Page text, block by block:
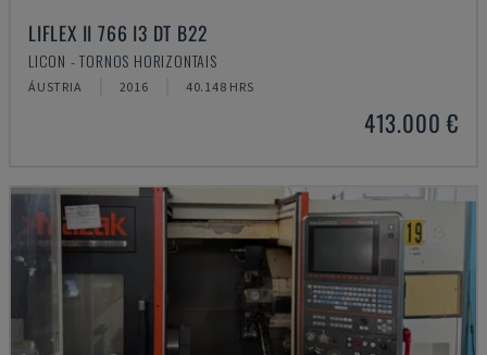
LIFLEX II 766 I3 DT B22
LICON - TORNOS HORIZONTAIS
ÁUSTRIA 2016 40.148 HRS
413.000 €